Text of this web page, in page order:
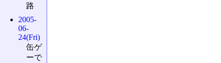
路
2005-
06-
24(Fri)
缶ゲ
ーで